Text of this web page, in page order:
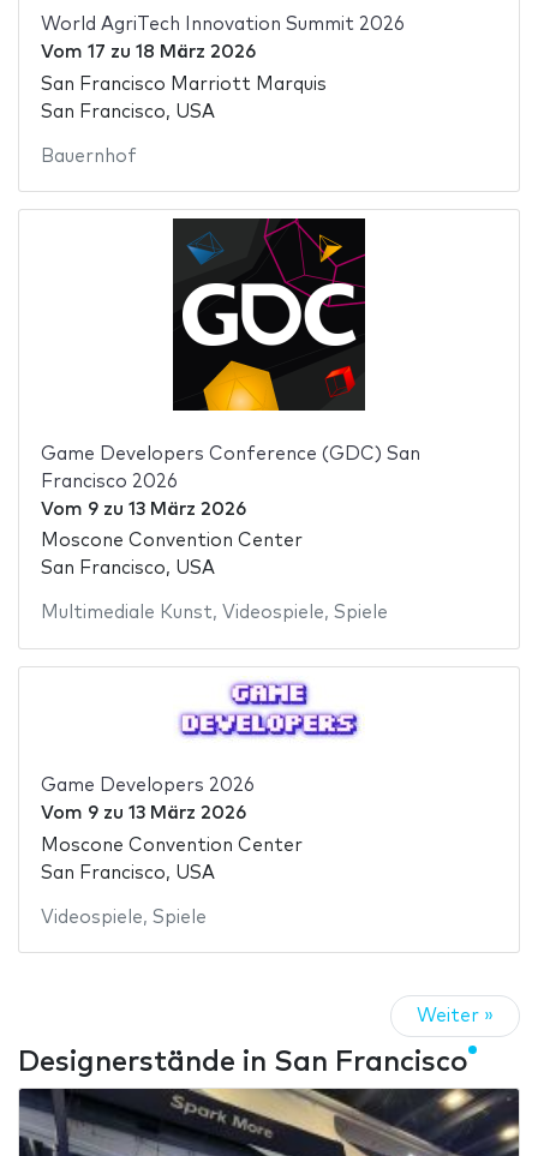
World AgriTech Innovation Summit 2026
Vom 17 zu 18 März 2026
San Francisco Marriott Marquis
San Francisco, USA
Bauernhof
Game Developers Conference (GDC) San
Francisco 2026
Vom 9zu 13 März 2026
Moscone Convention Center
San Francisco, USA
Multimediale Kunst, Videospiele, Spiele
Game Developers 2026
Vom 9zu 13 März 2026
Moscone Convention Center
San Francisco, USA
Videospiele, Spiele
Weiter »
Designerstände in San Francisco